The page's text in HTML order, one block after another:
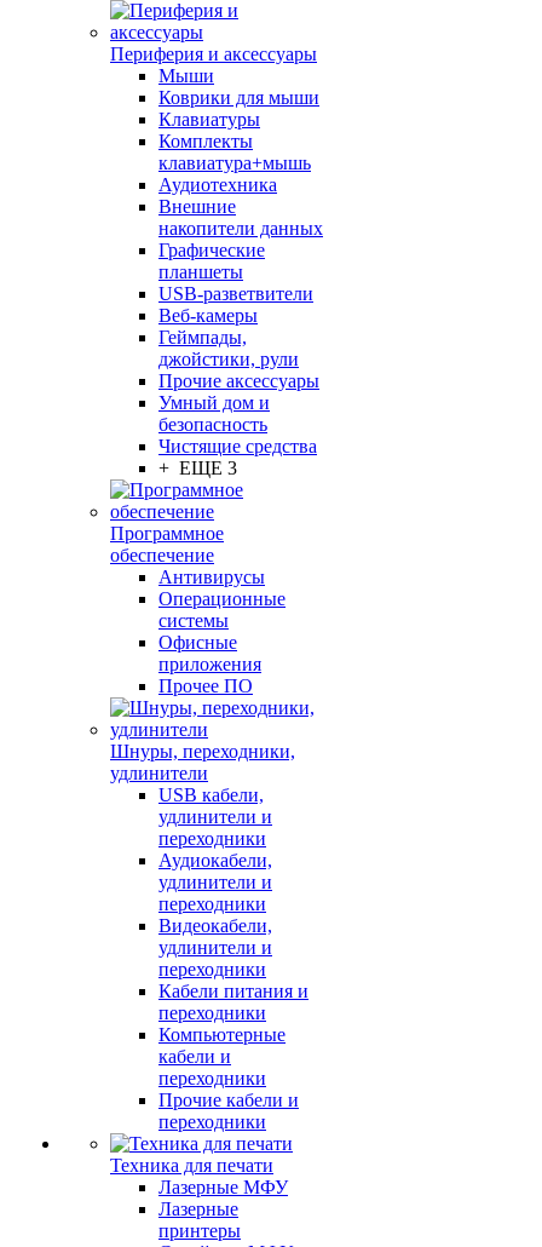
Периферия и аксессуары
Мыши
Коврики для мыши
Клавиатуры
Комплекты
клавиатура+мышь
Аудиотехника
Внешние
накопители данных
Графические
планшеты
USB-разветвители
Веб-камеры
Геймпады,
джойстики, рули
Прочие аксессуары
Умный дом и
безопасность
Чистящие средства
+ ЕЩЕ 3
Программное
обеспечение
Антивирусы
Операционные
системы
Офисные
приложения
Прочее ПО
Шнуры, переходники,
удлинители
USB кабели,
удлинители и
переходники
Аудиокабели,
удлинители и
переходники
Видеокабели,
удлинители и
переходники
Кабели питания и
переходники
Компьютерные
кабели и
переходники
Прочие кабели и
переходники
Техника для печати
Лазерные МФУ
Лазерные
принтеры